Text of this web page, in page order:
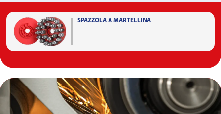
SPAZZOLA A MARTELLINA